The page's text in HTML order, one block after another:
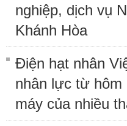
nghiệp, dịch vụ
Khánh Hòa
Điện hạt nhân
nhân lực từ hôm
máy của nhiều